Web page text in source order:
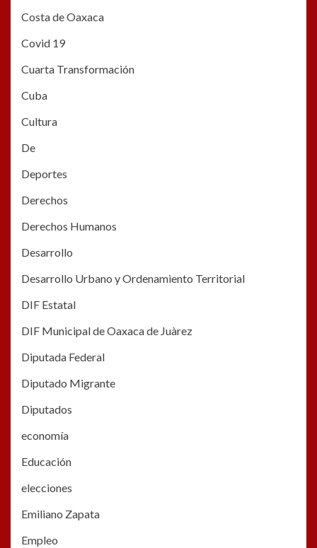
Costa de Oaxaca
Covid 19
Cuarta Transformación
Cuba
Cultura
De
Deportes
Derechos
Derechos Humanos
Desarrollo
Desarrollo Urbano y Ordenamiento Territorial
DIF Estatal
DIF Municipal de Oaxaca de Juàrez
Diputada Federal
Diputado Migrante
Diputados
economía
Educación
elecciones
Emiliano Zapata
Empleo